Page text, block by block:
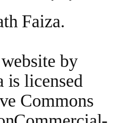
Faiza.
by
is licensed
Commons